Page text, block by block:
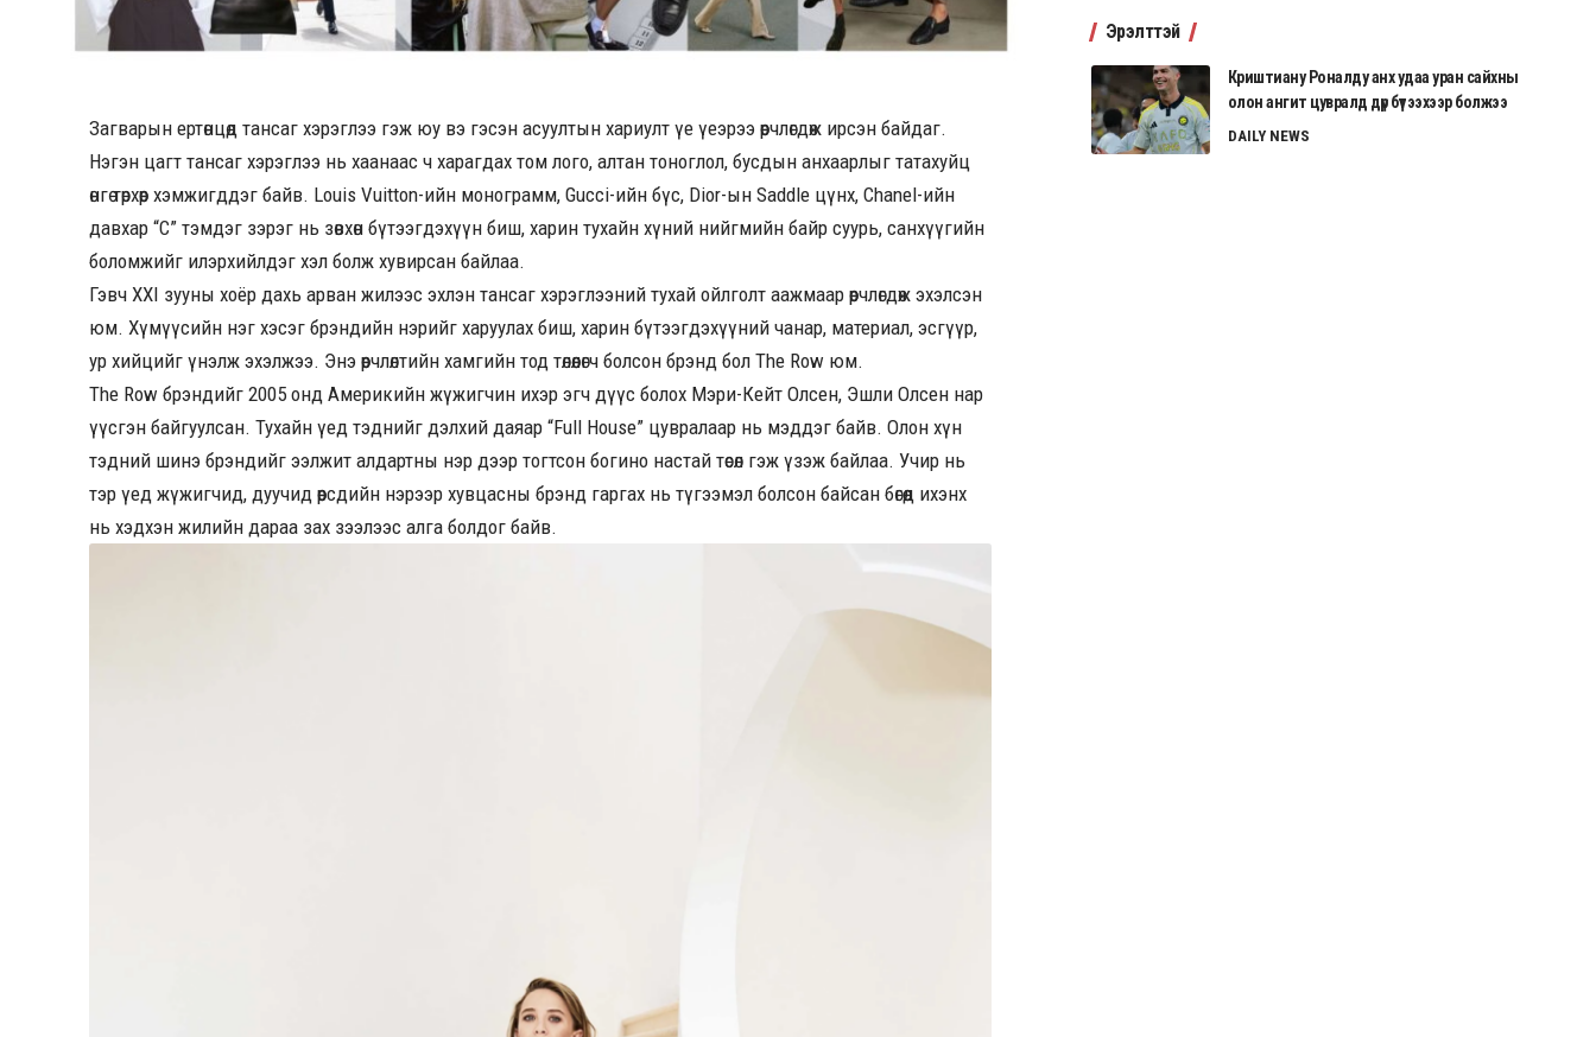
Загварын ертөнцөд тансаг хэрэглээ гэж юу вэ гэсэн асуултын хариулт үе үеэрээ өөрчлөгдөж ирсэн байдаг.
Нэгэн цагт тансаг хэрэглээ нь хаанаас ч харагдах том лого, алтан тоноглол, бусдын анхаарлыг татахуйц
өнгө төрхөөр хэмжигддэг байв. Louis Vuitton-ийн монограмм, Gucci-ийн бүс, Dior-ын Saddle цүнх, Chanel-ийн
давхар “С” тэмдэг зэрэг нь зөвхөн бүтээгдэхүүн биш, харин тухайн хүний нийгмийн байр суурь, санхүүгийн
боломжийг илэрхийлдэг хэл болж хувирсан байлаа.
Гэвч XXI зууны хоёр дахь арван жилээс эхлэн тансаг хэрэглээний тухай ойлголт аажмаар өөрчлөгдөж эхэлсэн
юм. Хүмүүсийн нэг хэсэг брэндийн нэрийг харуулах биш, харин бүтээгдэхүүний чанар, материал, эсгүүр,
ур хийцийг үнэлж эхэлжээ. Энэ өөрчлөлтийн хамгийн тод төлөөлөгч болсон брэнд бол The Row юм.
The Row брэндийг 2005 онд Америкийн жүжигчин ихэр эгч дүүс болох Мэри-Кейт Олсен, Эшли Олсен нар
үүсгэн байгуулсан. Тухайн үед тэднийг дэлхий даяар “Full House” цувралаар нь мэддэг байв. Олон хүн
тэдний шинэ брэндийг ээлжит алдартны нэр дээр тогтсон богино настай төсөл гэж үзэж байлаа. Учир нь
тэр үед жүжигчид, дуучид өөрсдийн нэрээр хувцасны брэнд гаргах нь түгээмэл болсон байсан бөгөөд ихэнх
нь хэдхэн жилийн дараа зах зээлээс алга болдог байв.
Эрэлттэй
Криштиану Роналду анх удаа уран сайхны
олон ангит цувралд дүр бүтээхээр болжээ
DAILY NEWS